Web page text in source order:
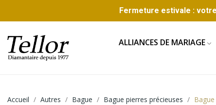
Fermeture estivale :
ALLIANCES DE MARIAGE
Accueil Autres Bague Bague pierres précieuses